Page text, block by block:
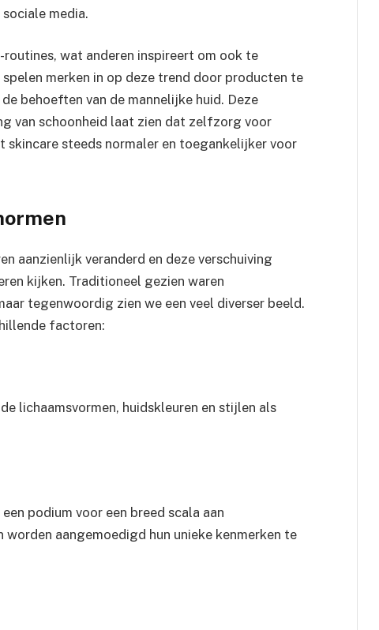
media.
routines, wat anderen inspireert om ook te
merken in op deze trend door producten te
behoeften van de mannelijke huid. Deze
van schoonheid laat zien dat zelfzorg voor
skincare steeds normaler en toegankelijker voor
aanzienlijk veranderd en deze verschuiving
kijken. Traditioneel gezien waren
tegenwoordig zien we een veel diverser beeld.
factoren:
lichaamsvormen, huidskleuren en stijlen als
podium voor een breed scala aan
aangemoedigd hun unieke kenmerken te